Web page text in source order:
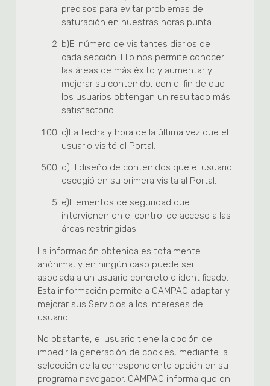
precisos para evitar problemas de
saturación en nuestras horas punta.
b)El número de visitantes diarios de
cada sección. Ello nos permite conocer
las áreas de más éxito y aumentar y
mejorar su contenido, con el fin de que
los usuarios obtengan un resultado más
satisfactorio.
c)La fecha y hora de la última vez que el
usuario visitó el Portal.
d)El diseño de contenidos que el usuario
escogió en su primera visita al Portal.
e)Elementos de seguridad que
intervienen en el control de acceso a las
áreas restringidas.
La información obtenida es totalmente
anónima, y en ningún caso puede ser
asociada a un usuario concreto e identificado.
Esta información permite a CAMPAC adaptar y
mejorar sus Servicios a los intereses del
usuario.
No obstante, el usuario tiene la opción de
impedir la generación de cookies, mediante la
selección de la correspondiente opción en su
programa navegador. CAMPAC informa que en